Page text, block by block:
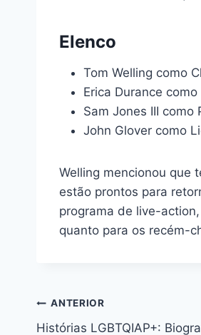
Elenco
Tom Welling como
Erica Durance como
Sam Jones III como
John Glover como
Welling mencionou que
estão prontos para
programa de live-
quanto para os recém-
Navegação
ANTERIOR
Histórias LGBTQIAP+: